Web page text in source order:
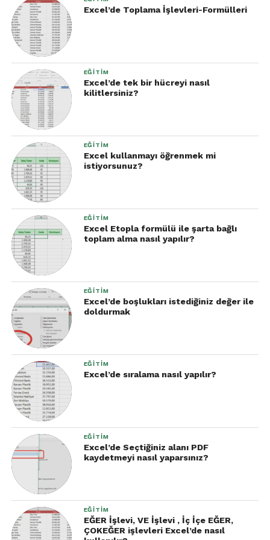
ile bu süreci kolay ve etkili bir şekilde yönetmek
mümkündür. Her bir çalışanın bu eğitimlerle bir
adım öne geçtiği bu dönemde, siz de iş
süreçlerinizde mükemmelliği hedefleyin.
Excel’de Toplama İşlevleri-Formülleri
EĞITIM
Excel’de tek bir hücreyi nasıl
kilitlersiniz?
EĞITIM
Excel kullanmayı öğrenmek mi
istiyorsunuz?
EĞITIM
Excel Etopla formülü ile şarta bağlı
toplam alma nasıl yapılır?
EĞITIM
Excel’de boşlukları istediğiniz değer ile
doldurmak
EĞITIM
Excel’de sıralama nasıl yapılır?
EĞITIM
Excel’de Seçtiğiniz alanı PDF
kaydetmeyi nasıl yaparsınız?
EĞITIM
EĞER İşlevi, VE İşlevi , İç İçe EĞER,
ÇOKEĞER işlevleri Excel’de nasıl